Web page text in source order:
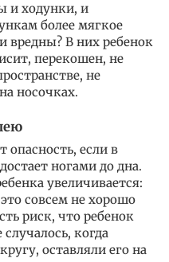
и ходунки, и
более мягкое
вредны? В них ребенок
перекошен, не
не
носочках.
опасность, если в
ногами до дна.
увеличивается:
совсем не хорошо
риск, что ребенок
когда
оставляли его на